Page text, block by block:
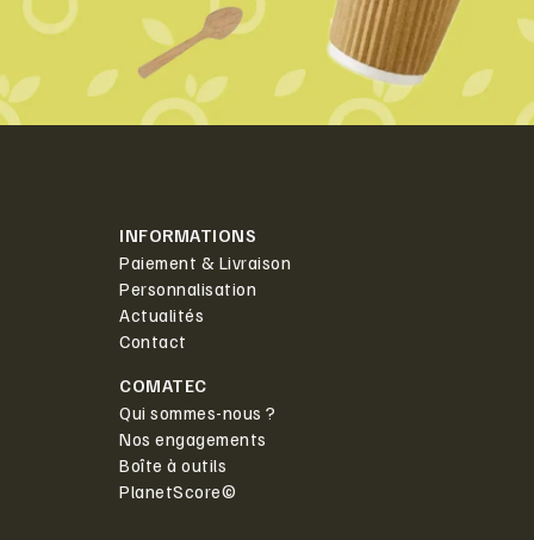
INFORMATIONS
Paiement & Livraison
Personnalisation
Actualités
Contact
COMATEC
Qui sommes-nous ?
Nos engagements
Boîte à outils
PlanetScore©